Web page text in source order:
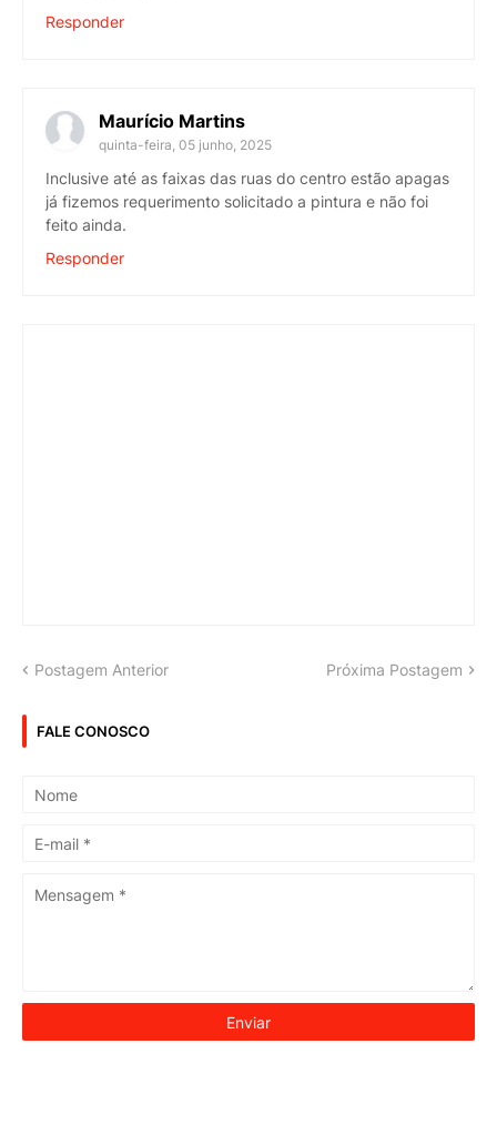
Responder
Maurício Martins
quinta-feira, 05 junho, 2025
Inclusive até as faixas das ruas do centro estão apagas
já fizemos requerimento solicitado a pintura e não foi
feito ainda.
Responder
Postagem Anterior Próxima Postagem
FALE CONOSCO